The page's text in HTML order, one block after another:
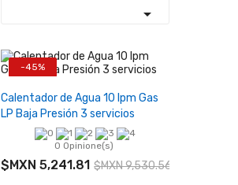

-45%
Calentador de Agua 10 lpm Gas
LP Baja Presión 3 servicios
0 Opinione(s)
$MXN 5,241.81 $MXN 9,530.56